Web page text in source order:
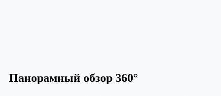
Панорамный обзор 360°